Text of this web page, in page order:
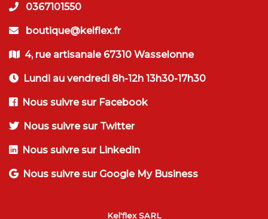
0367101550
boutique@kelflex.fr
4, rue artisanale 67310 Wasselonne
Lundi au vendredi 8h-12h 13h30-17h30
Nous suivre sur Facebook
Nous suivre sur Twitter
Nous suivre sur Linkedin
Nous suivre sur Google My Business
Kel'flex SARL